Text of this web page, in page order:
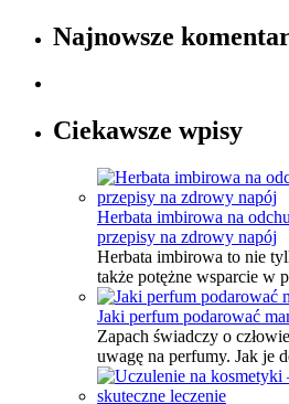
Najnowsze
Ciekawsze wpisy
Herbata imbirowa na
przepisy na zdrowy napój
Herbata imbirowa to nie
także potężne wsparcie w
Jaki perfum podarować
Zapach świadczy o
uwagę na perfumy. Jak je